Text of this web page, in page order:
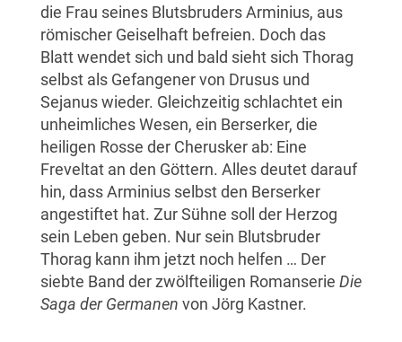
die Frau seines Blutsbruders Arminius, aus
römischer Geiselhaft befreien. Doch das
Blatt wendet sich und bald sieht sich Thorag
selbst als Gefangener von Drusus und
Sejanus wieder. Gleichzeitig schlachtet ein
unheimliches Wesen, ein Berserker, die
heiligen Rosse der Cherusker ab: Eine
Freveltat an den Göttern. Alles deutet darauf
hin, dass Arminius selbst den Berserker
angestiftet hat. Zur Sühne soll der Herzog
sein Leben geben. Nur sein Blutsbruder
Thorag kann ihm jetzt noch helfen … Der
siebte Band der zwölfteiligen Romanserie Die
Saga der Germanen von Jörg Kastner.